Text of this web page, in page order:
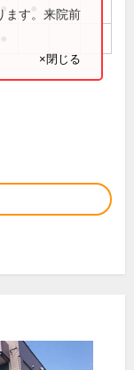
●ます。来院前
×閉じる